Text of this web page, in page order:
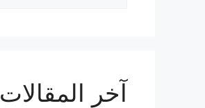
آخر المقالات